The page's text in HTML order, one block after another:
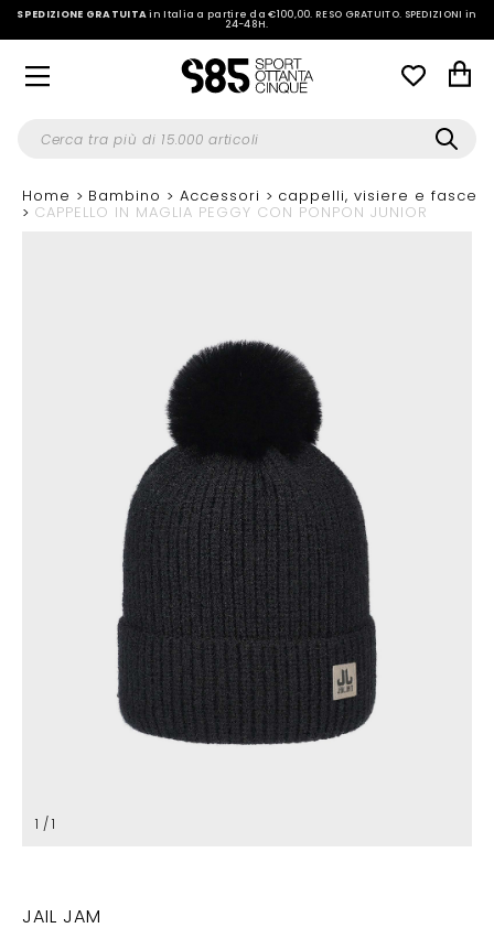
SPEDIZIONE GRATUITAin Italia a partire da €100,00.RESO GRATUITO. SPEDIZIONI in
24-48H.
Home Bambino Accessori cappelli, visiere e fasce
CAPPELLO IN MAGLIA PEGGY CON PONPON JUNIOR
1 / 1
JAIL JAM